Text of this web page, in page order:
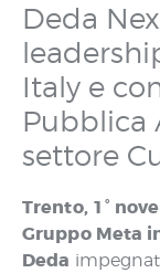
Deda
Italy e
Pubblica
settore
Trento, 1°
Gruppo Meta
Deda